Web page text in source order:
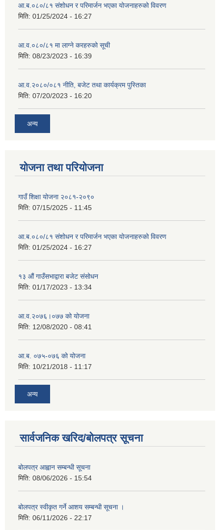
आ.ब.०८०/८१ संशोधन र परिमार्जन भएका योजनाहरुको विवरण
मिति: 01/25/2024 - 16:27
आ.व.०८०/८१ मा लाग्ने करहरुको सूची
मिति: 08/23/2023 - 16:39
आ.व.२०८०/०८१ नीति, बजेट तथा कार्यक्रम पुस्तिका
मिति: 07/20/2023 - 16:20
अन्य
योजना तथा परियोजना
गाउँ शिक्षा योजना २०८१-२०९०
मिति: 07/15/2025 - 11:45
आ.ब.०८०/८१ संशोधन र परिमार्जन भएका योजनाहरुको विवरण
मिति: 01/25/2024 - 16:27
१३ औं गाउँसभाद्वारा बजेट संसोधन
मिति: 01/17/2023 - 13:34
आ‍.व.२०७६।०७७ को योजना
मिति: 12/08/2020 - 08:41
आ.ब. ०७५-०७६ को योजना
मिति: 10/21/2018 - 11:17
अन्य
सार्वजनिक खरिद/बोलपत्र सूचना
बोलपत्र आह्वान सम्बन्धी सूचना
मिति: 08/06/2026 - 15:54
बोलपत्र स्वीकृत गर्ने आशय सम्बन्धी सूचना ।
मिति: 06/11/2026 - 22:17